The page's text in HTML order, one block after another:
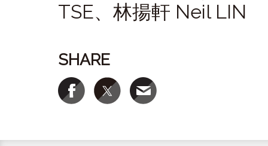
TSE、林揚軒 Neil LIN
SHARE